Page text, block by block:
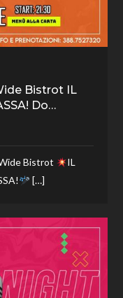
Bistrot IL
Do…
Bistrot
IL
[…]